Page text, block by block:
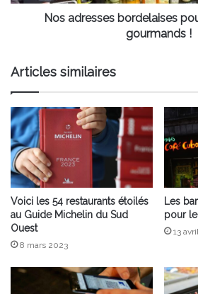
Nos adresses bordelaises
gourmands !
Articles similaires
Voici les 54 restaurants étoilés
au Guide Michelin du Sud
Ouest
8 mars 2023
Les
pour le
13